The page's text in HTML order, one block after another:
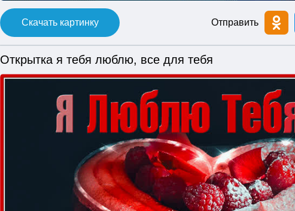
Скачать картинку Отправить
Открытка я тебя люблю, все для тебя